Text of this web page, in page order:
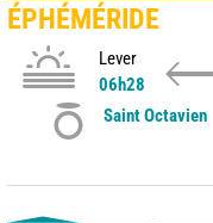
ÉPHÉMÉRIDE
Lever
06h28
Saint Octavien